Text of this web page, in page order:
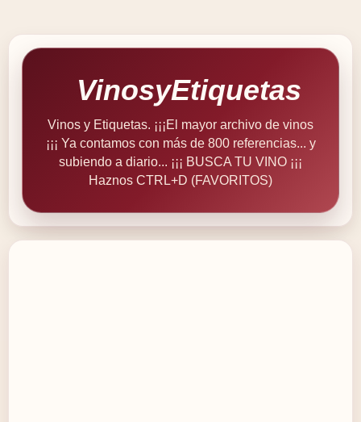
VinosyEtiquetas
Vinos y Etiquetas. ¡¡¡El mayor archivo de vinos
¡¡¡ Ya contamos con más de 800 referencias... y
subiendo a diario... ¡¡¡ BUSCA TU VINO ¡¡¡
Haznos CTRL+D (FAVORITOS)